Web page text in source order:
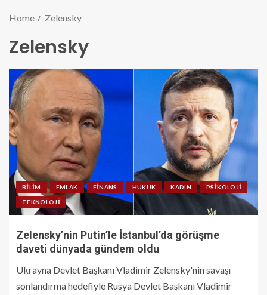
Home Zelensky
Zelensky
BILIM EMLAK FINANS HUKUK KADIN PSIKOLOJI
TEKNOLOJI
Zelensky’nin Putin’le İstanbul’da görüşme
daveti dünyada gündem oldu
Ukrayna Devlet Başkanı Vladimir Zelensky'nin savaşı
sonlandırma hedefiyle Rusya Devlet Başkanı Vladimir